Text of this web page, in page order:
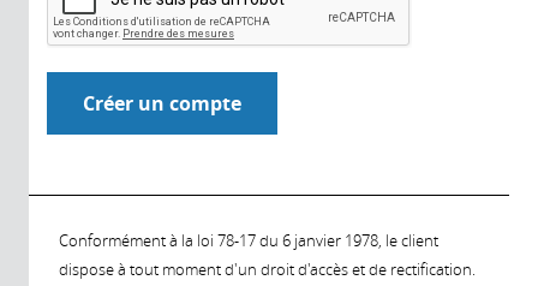
Conformément à la loi 78-17 du 6 janvier 1978, le client
dispose à tout moment d'un droit d'accès et de rectification.